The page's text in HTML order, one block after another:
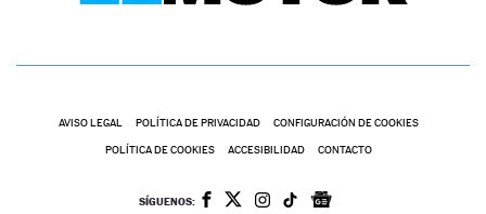
AVISO LEGAL POLÍTICA DE PRIVACIDAD CONFIGURACIÓN DE COOKIES
POLÍTICA DE COOKIES ACCESIBILIDAD CONTACTO
SÍGUENOS: